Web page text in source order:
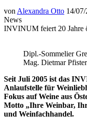
von Alexandra Otto 14/
News
INVINUM feiert 20 Jahre
Dipl.-Sommelier
Mag. Dietmar
Seit Juli 2005 ist das
Anlaufstelle für
Fokus auf Weine aus
Motto „Ihre Weinbar,
und Weinfachhandel.